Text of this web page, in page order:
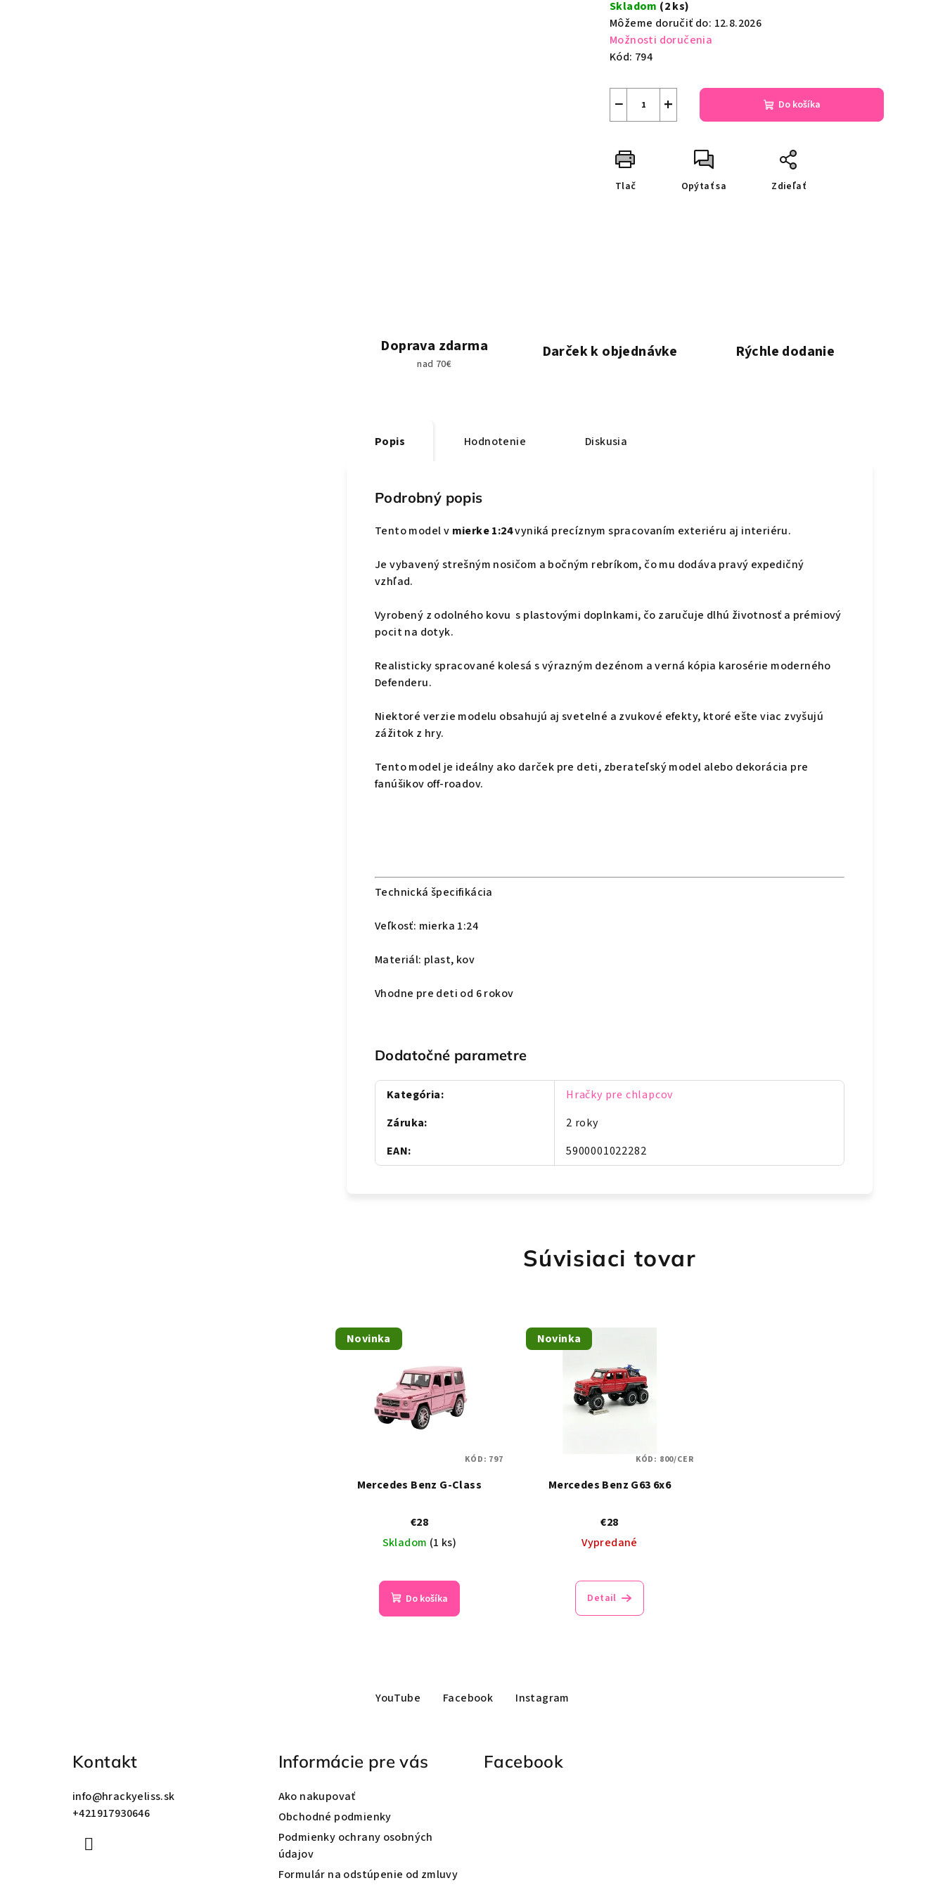
hviezdičiek.
Skladom (2 ks)
Môžeme doručiť do: 12.8.2026
Možnosti doručenia
Kód: 794
+
− Do košíka
Tlač Opýtať sa Zdieľať
Doprava zdarma
nad 70€
Darček k objednávke Rýchle dodanie
Popis Hodnotenie Diskusia
Podrobný popis
Tento model v mierke 1:24vyniká precíznym spracovaním exteriéru aj interiéru.
Je vybavený strešným nosičom a bočným rebríkom, čo mu dodáva pravý expedičný
vzhľad.
Vyrobený z odolného kovu s plastovými doplnkami, čo zaručuje dlhú životnosť a prémiový
pocit na dotyk.
Realisticky spracované kolesá s výrazným dezénom a verná kópia karosérie moderného
Defenderu.
Niektoré verzie modelu obsahujú aj svetelné a zvukové efekty, ktoré ešte viac zvyšujú
zážitok z hry.
Tento model je ideálny ako darček pre deti, zberateľský model alebo dekorácia pre
fanúšikov off-roadov.
Technická špecifikácia
Veľkosť: mierka 1:24
Materiál: plast, kov
Vhodne pre deti od 6 rokov
Dodatočné parametre
Kategória:
Hračky pre chlapcov
Záruka:
2 roky
EAN: 5900001022282
Súvisiaci tovar
Novinka
Mercedes Benz G-Class
€28
Skladom (1 ks)
Do košíka
KÓD: 797
Novinka
Mercedes Benz G63 6x6
€28
Vypredané
Detail
KÓD: 800/CER
YouTube Facebook Instagram
Kontakt
info@hrackyeliss.sk
+421917930646
Informácie pre vás
Ako nakupovať
Obchodné podmienky
Podmienky ochrany osobných
údajov
Formulár na odstúpenie od zmluvy
Facebook